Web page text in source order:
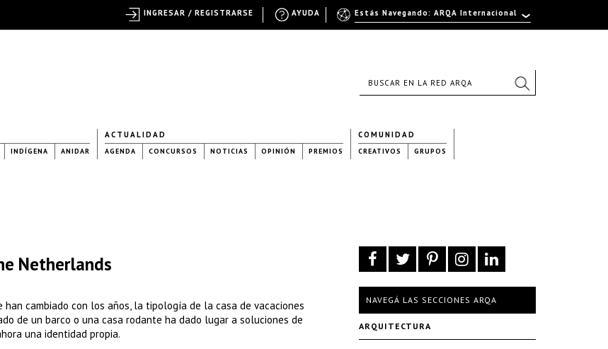
INDÍGENA ANIDAR
ACTUALIDAD
AGENDA CONCURSOS NOTICIAS OPINIÓN PREMIOS
COMUNIDAD
CREATIVOS GRUPOS
Netherlands
cambiado con los años, la tipología de la casa de vacaciones
de un barco o una casa rodante ha dado lugar a soluciones de
una identidad propia.
NAVEGÁ LAS SECCIONES ARQA
ARQUITECTURA
Estás Navegando: ARQA Internacional
AYUDA
INGRESAR / REGISTRARSE